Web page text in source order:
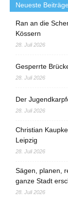
Neueste Beiträge
Ran an die
Kössern
28. Juli 2026
Gesperrte
28. Juli 2026
Der
28. Juli 2026
Christian
Leipzig
28. Juli 2026
Sägen, planen,
ganze Stadt
28. Juli 2026